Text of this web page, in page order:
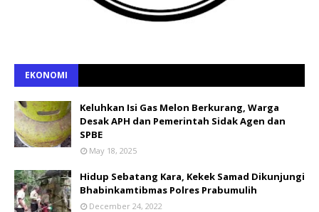
EKONOMI
Keluhkan Isi Gas Melon Berkurang, Warga
Desak APH dan Pemerintah Sidak Agen dan
SPBE
May 18, 2025
Hidup Sebatang Kara, Kekek Samad Dikunjungi
Bhabinkamtibmas Polres Prabumulih
December 24, 2022